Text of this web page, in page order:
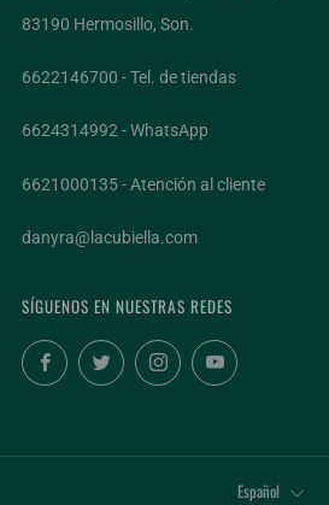
83190 Hermosillo, Son.
6622146700 - Tel. de tiendas
6624314992 - WhatsApp
6621000135 - Atención al cliente
danyra@lacubiella.com
SÍGUENOS EN NUESTRAS REDES
FacebookTwitterInstagramYouTube
IDIOMA
Español